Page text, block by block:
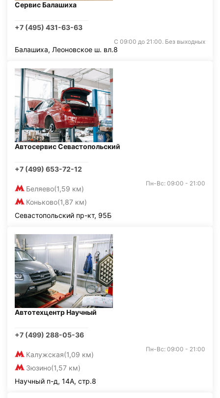
Сервис Балашиха
+7 (495) 431-63-63
С 09:00 до 21:00. Без выходных
Балашиха, Леоновское ш. вл.8
Автосервис Севастопольский
+7 (499) 653-72-12
Беляево(1,59 км)
Коньково(1,87 км)
Пн-Вс: 09:00 - 21:00
Севастопольский пр-кт, 95Б
Автотехцентр Научный
+7 (499) 288-05-36
Калужская(1,09 км)
Зюзино(1,57 км)
Пн-Вс: 09:00 - 21:00
Научный п-д, 14А, стр.8